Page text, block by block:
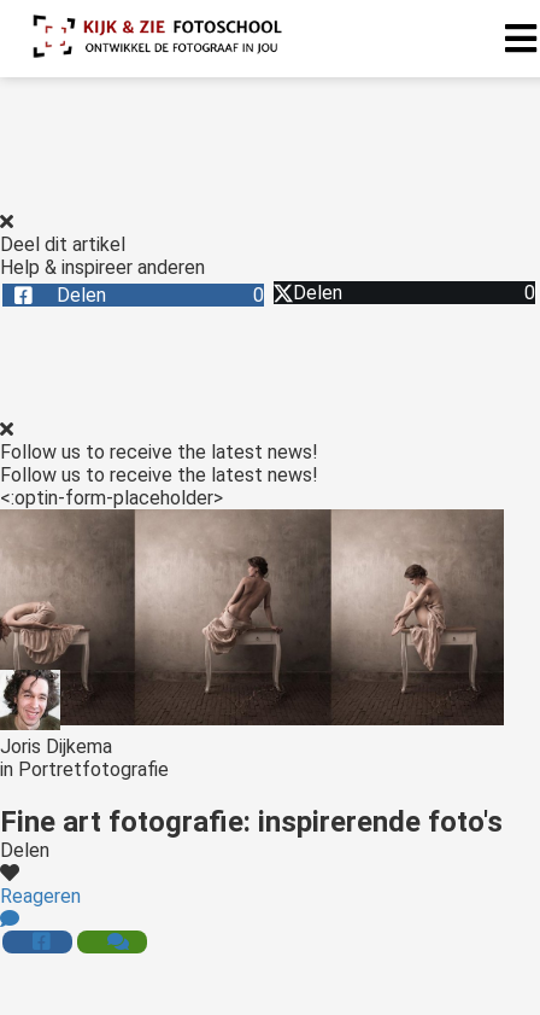
Deel dit artikel
Help & inspireer anderen
Delen
0 Delen 0
Follow us to receive the latest news!
Follow us to receive the latest news!
<:optin-form-placeholder>
Joris Dijkema
in Portretfotografie
Fine art fotografie: inspirerende foto's
Delen
Reageren